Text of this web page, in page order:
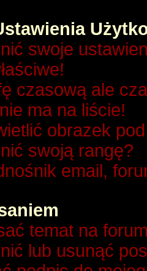
swoje
czasową ale
ma na liście!
obrazek
swoją rangę?
email,
temat na
lub usunąć